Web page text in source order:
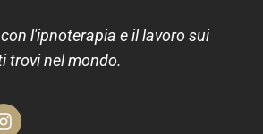
l'ipnoterapia e il lavoro sui
trovi nel mondo.